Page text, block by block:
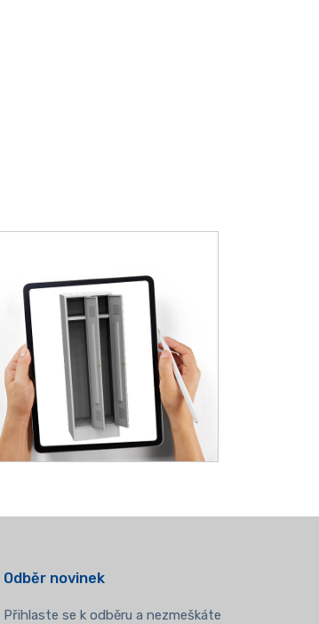
Odběr novinek
Přihlaste se k odběru a nezmeškáte